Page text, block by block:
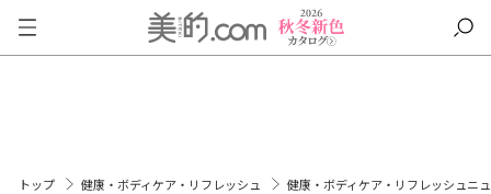
トップ 健康・ボディケア・リフレッシュ 健康・ボディケア・リフレッシュニ